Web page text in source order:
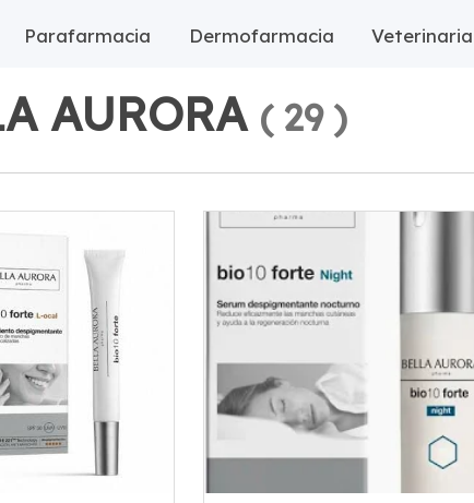
Parafarmacia Dermofarmacia Veterinaria
Dermofarmacia BELLA AURORA
AURORA ( 29 )